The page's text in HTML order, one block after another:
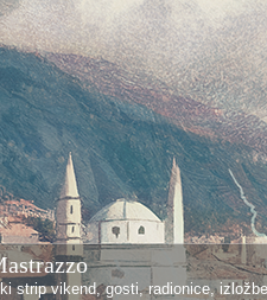
strip vikend, gosti, radionice,